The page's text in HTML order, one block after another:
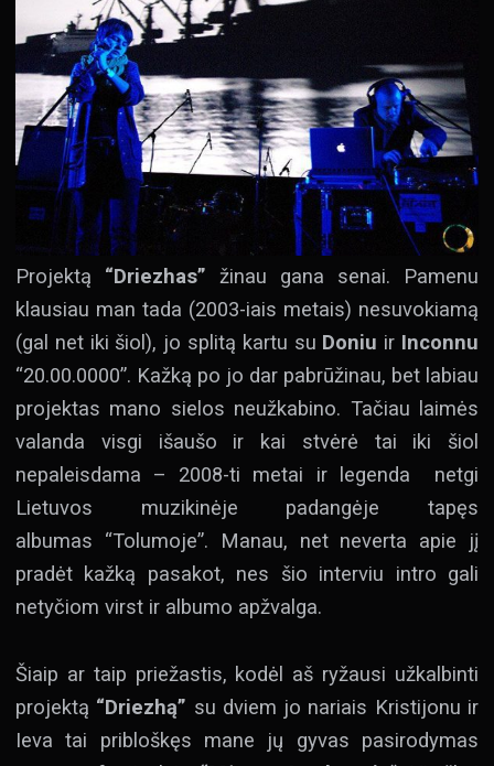
Projektą “Driezhas” žinau gana senai. Pamenu
klausiau man tada (2003-iais metais) nesuvokiamą
(gal net iki šiol), jo splitą kartu su Doniu ir Inconnu
“20.00.0000”. Kažką po jo dar pabrūžinau, bet labiau
projektas mano sielos neužkabino. Tačiau laimės
valanda visgi išaušo ir kai stvėrė tai iki šiol
nepaleisdama – 2008-ti metai ir legenda netgi
Lietuvos muzikinėje padangėje tapęs
albumas “Tolumoje”. Manau, net neverta apie jį
pradėt kažką pasakot, nes šio interviu intro gali
netyčiom virst ir albumo apžvalga.
Šiaip ar taip priežastis, kodėl aš ryžausi užkalbinti
projektą “Driezhą” su dviem jo nariais Kristijonu ir
Ieva tai pribloškęs mane jų gyvas pasirodymas